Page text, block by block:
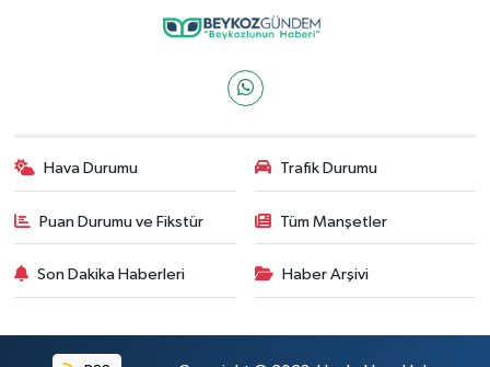
Hava Durumu Trafik Durumu
Puan Durumu ve Fikstür Tüm Manşetler
Son Dakika Haberleri Haber Arşivi